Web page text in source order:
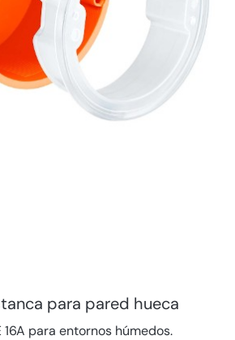
para pared hueca
para entornos húmedos.